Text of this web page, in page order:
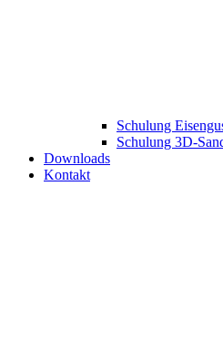
Schulung
Schulung
Downloads
Kontakt